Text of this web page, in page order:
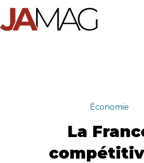
Aller
contenu
Économie
La